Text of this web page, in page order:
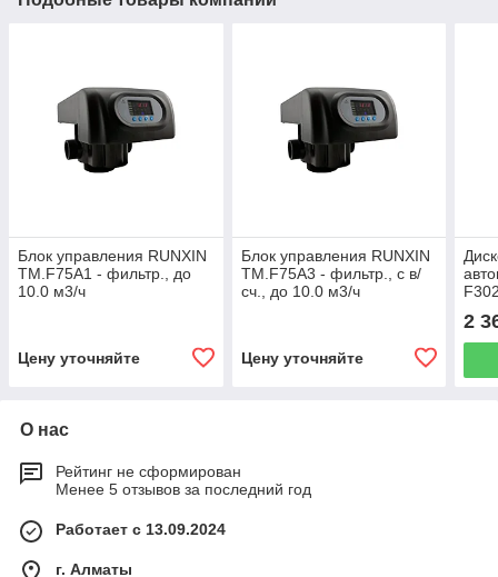
Блок управления RUNXIN
ТМ.F75A1 - фильтр., до
10.0 м3/ч
Цену уточняйте
Блок управления RUNXIN
ТМ.F75A3 - фильтр., с в/
сч., до 10.0 м3/ч
Цену уточняйте
2
О нас
Рейтинг не сформирован
Менее 5 отзывов за последний год
Работает с 13.09.2024
г. Алматы